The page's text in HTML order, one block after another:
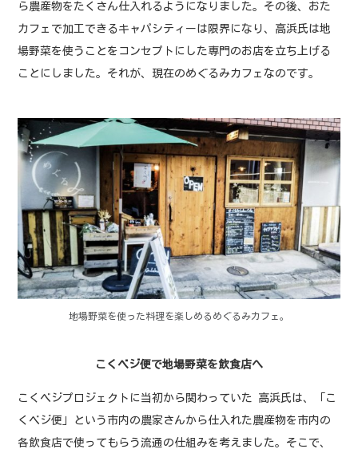
ら農産物をたくさん仕入れるようになりました。その後、おた
カフェで加工できるキャパシティーは限界になり、高浜氏は地
場野菜を使うことをコンセプトにした専門のお店を立ち上げる
ことにしました。それが、現在のめぐるみカフェなのです。
地場野菜を使った料理を楽しめるめぐるみカフェ。
こくベジ便で地場野菜を飲食店へ
こくベジプロジェクトに当初から関わっていた 高浜氏は、「こ
くベジ便」という市内の農家さんから仕入れた農産物を市内の
各飲食店で使ってもらう流通の仕組みを考えました。そこで、